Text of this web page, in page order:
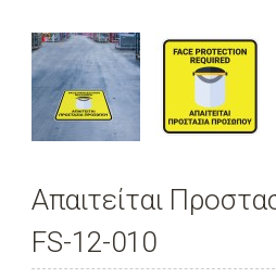
Απαιτείται
FS-12-010